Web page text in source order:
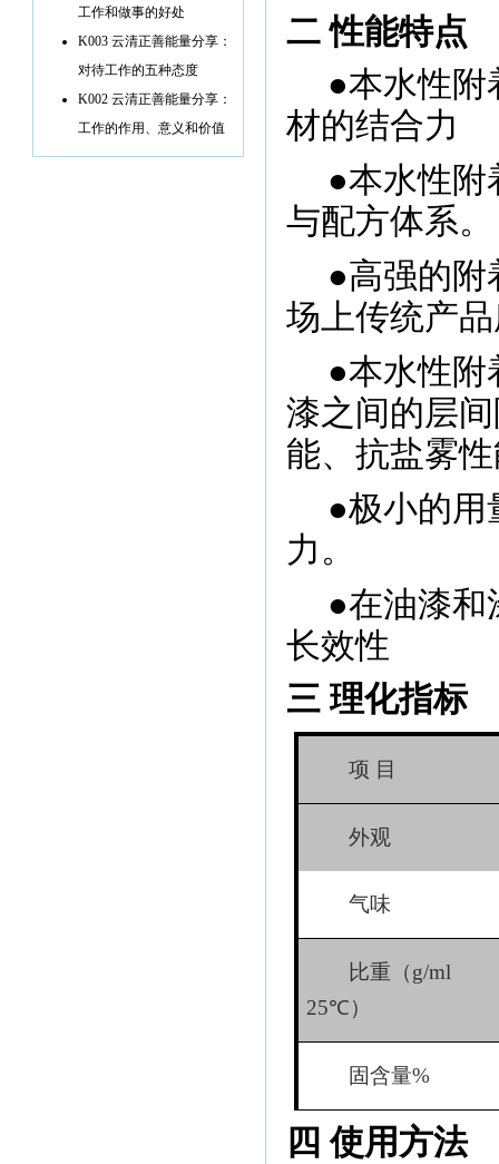
工作和做事的好处
K003 云清正善能量分享：
对待工作的五种态度
K002 云清正善能量分享：
工作的作用、意义和价值
二 性能特点
●本水性附
材的结合力
●本水性附
与配方体系。
●高强的附
场上传统产
●本水性附
漆之间的层
能、抗盐雾
●极小的用
力。
●在油漆和
长效性
三 理化指标
项 目
外观
气味
比重（g/ml
25℃）
固含量%
四 使用方法